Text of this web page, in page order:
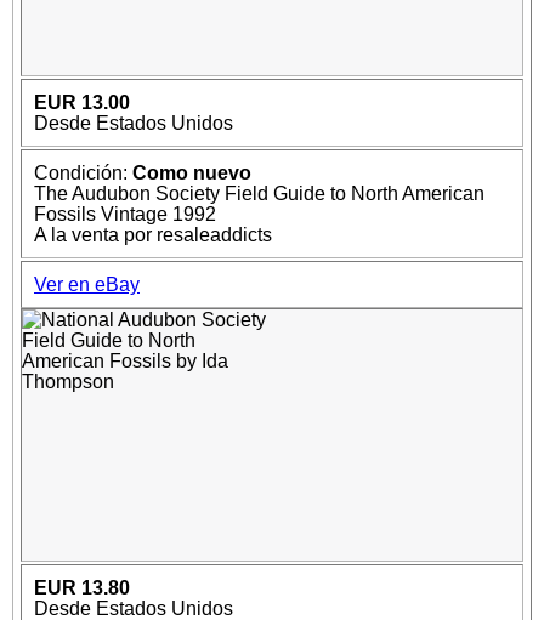
EUR 13.00
Desde Estados Unidos
Condición: Como nuevo
The Audubon Society Field Guide to North American
Fossils Vintage 1992
A la venta por resaleaddicts
Ver en eBay
EUR 13.80
Desde Estados Unidos